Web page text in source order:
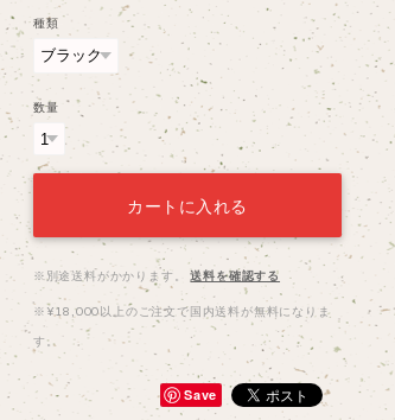
種類
数量
カートに入れる
※別途送料がかかります。 送料を確認する
※¥18,000以上のご注文で国内送料が無料になりま
す。
Save